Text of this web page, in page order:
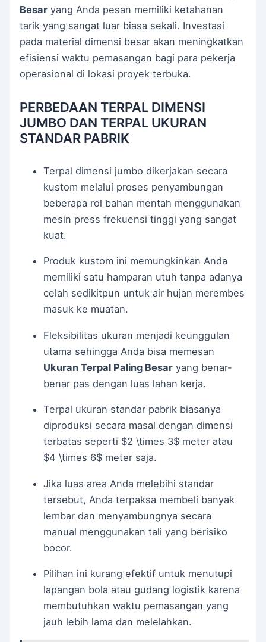
Besar yang Anda pesan memiliki ketahanan
tarik yang sangat luar biasa sekali. Investasi
pada material dimensi besar akan meningkatkan
efisiensi waktu pemasangan bagi para pekerja
operasional di lokasi proyek terbuka.
PERBEDAAN TERPAL DIMENSI
JUMBO DAN TERPAL UKURAN
STANDAR PABRIK
Terpal dimensi jumbo dikerjakan secara
kustom melalui proses penyambungan
beberapa rol bahan mentah menggunakan
mesin press frekuensi tinggi yang sangat
kuat.
Produk kustom ini memungkinkan Anda
memiliki satu hamparan utuh tanpa adanya
celah sedikitpun untuk air hujan merembes
masuk ke muatan.
Fleksibilitas ukuran menjadi keunggulan
utama sehingga Anda bisa memesan
Ukuran Terpal Paling Besar yang benar-
benar pas dengan luas lahan kerja.
Terpal ukuran standar pabrik biasanya
diproduksi secara masal dengan dimensi
terbatas seperti $2 \times 3$ meter atau
$4 \times 6$ meter saja.
Jika luas area Anda melebihi standar
tersebut, Anda terpaksa membeli banyak
lembar dan menyambungnya secara
manual menggunakan tali yang berisiko
bocor.
Pilihan ini kurang efektif untuk menutupi
lapangan bola atau gudang logistik karena
membutuhkan waktu pemasangan yang
jauh lebih lama dan melelahkan.